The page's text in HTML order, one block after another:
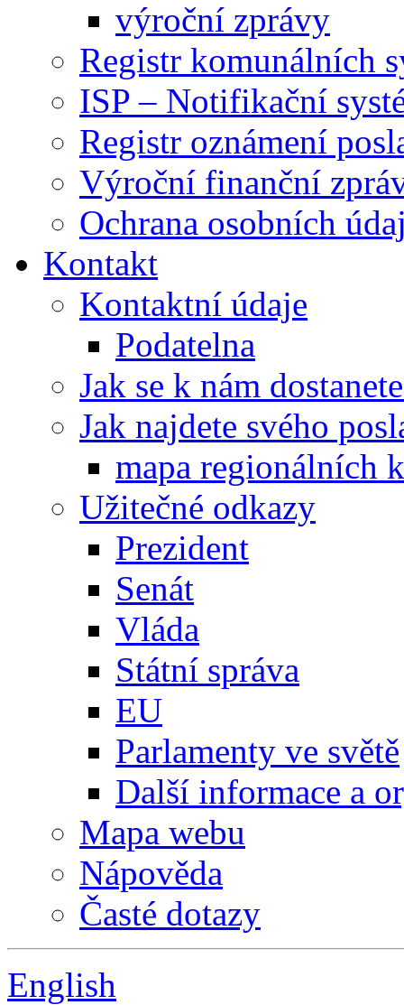
výroční zprávy
Registr komunálních
ISP – Notifikační
Registr oznámení
Výroční finanční
Ochrana osobních
Kontakt
Kontaktní údaje
Podatelna
Jak se k nám
Jak najdete svého
mapa regionálních
Užitečné odkazy
Prezident
Senát
Vláda
Státní správa
EU
Parlamenty ve světě
Další informace a
Mapa webu
Nápověda
Časté dotazy
English